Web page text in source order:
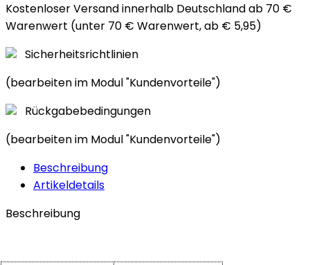
Kostenloser Versand innerhalb Deutschland ab 70 €
Warenwert (unter 70 € Warenwert, ab € 5,95)
Sicherheitsrichtlinien
(bearbeiten im Modul "Kundenvorteile")
Rückgabebedingungen
(bearbeiten im Modul "Kundenvorteile")
Beschreibung
Artikeldetails
Beschreibung